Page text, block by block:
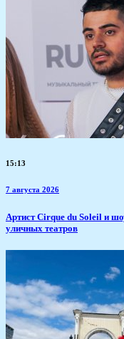
15:13
7 августа 2026
Артист Cirque du Soleil и
уличных театров